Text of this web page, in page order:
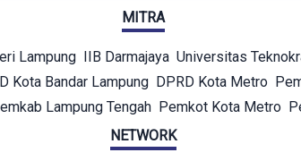
MITRA
Lampung IIB Darmajaya Universitas
Kota Bandar Lampung DPRD Kota Metro
Lampung Tengah Pemkot Kota Metro
NETWORK